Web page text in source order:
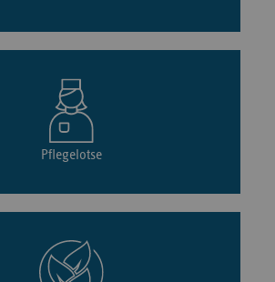
Pflegelotse